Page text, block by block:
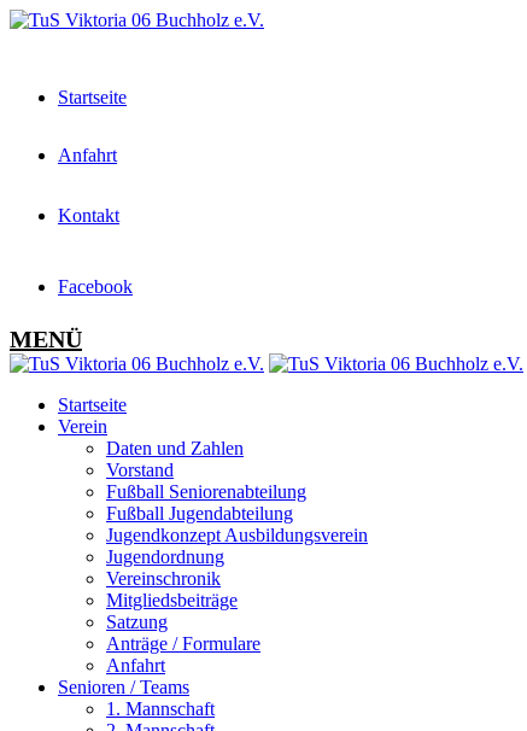
Startseite
Anfahrt
Kontakt
Facebook
MENÜ
Startseite
Verein
Daten und Zahlen
Vorstand
Fußball Seniorenabteilung
Fußball Jugendabteilung
Jugendkonzept Ausbildungsverein
Jugendordnung
Vereinschronik
Mitgliedsbeiträge
Satzung
Anträge / Formulare
Anfahrt
Senioren / Teams
1. Mannschaft